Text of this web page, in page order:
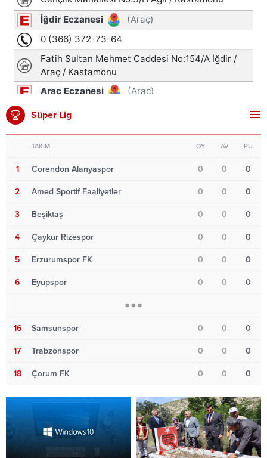
Süper Lig
TAKIM OY AV PU
1 Corendon Alanyaspor 0 0 0
2 Amed Sportif Faaliyetler 0 0 0
3 Beşiktaş 0 0 0
4 Çaykur Rizespor 0 0 0
5 Erzurumspor FK 0 0 0
6 Eyüpspor 0 0 0
16 Samsunspor 0 0 0
17 Trabzonspor 0 0 0
18 Çorum FK 0 0 0